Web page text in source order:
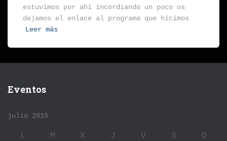
estuvimos por ahí incordiando un poco os
dejamos el enlace al programa que hicimos
Leer más
Eventos
julio 2015
L M X J V S D